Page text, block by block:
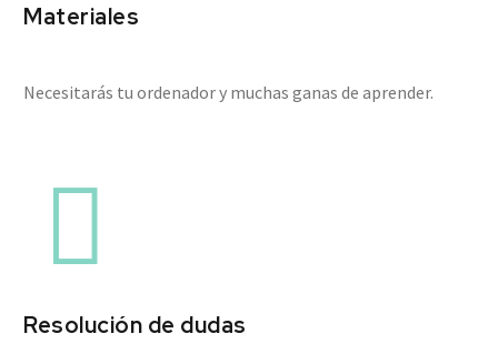
Materiales
Necesitarás tu ordenador y muchas ganas de aprender.


Resolución de dudas